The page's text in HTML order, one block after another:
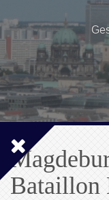
Bataillon